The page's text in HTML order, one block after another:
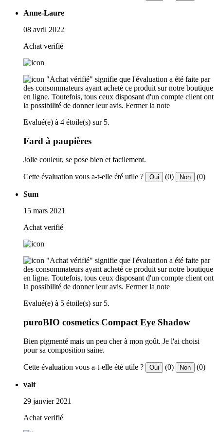
Anne-Laure
08 avril 2022
Achat verifié
"Achat vérifié" signifie que l'évaluation a été faite par
des consommateurs ayant acheté ce produit sur notre boutique
en ligne. Toutefois, tous ceux disposant d'un compte client ont
la possibilité de donner leur avis. Fermer la note
Evalué(e) à 4 étoile(s) sur 5.
Fard à paupières
Jolie couleur, se pose bien et facilement.
Cette évaluation vous a-t-elle été utile ? Oui (0) Non (0)
Sum
15 mars 2021
Achat verifié
"Achat vérifié" signifie que l'évaluation a été faite par
des consommateurs ayant acheté ce produit sur notre boutique
en ligne. Toutefois, tous ceux disposant d'un compte client ont
la possibilité de donner leur avis. Fermer la note
Evalué(e) à 5 étoile(s) sur 5.
puroBIO cosmetics Compact Eye Shadow
Bien pigmenté mais un peu cher à mon goût. Je l'ai choisi
pour sa composition saine.
Cette évaluation vous a-t-elle été utile ? Oui (0) Non (0)
valt
29 janvier 2021
Achat verifié